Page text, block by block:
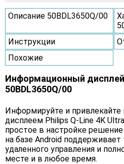
Описание 50BDL3650Q/00
Инструкции
Похожие
Информационный дисплей
50BDL3650Q/00
Информируйте и
дисплеем Philips Q-Line 4K
простое в настройке
на базе Android поддерживает
удаленного управления и
месте и в любое время.